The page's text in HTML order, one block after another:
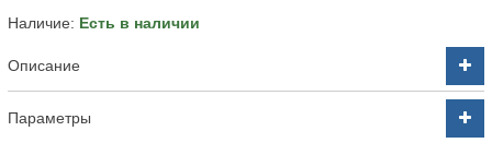
Наличие: Есть в наличии
Описание
Параметры